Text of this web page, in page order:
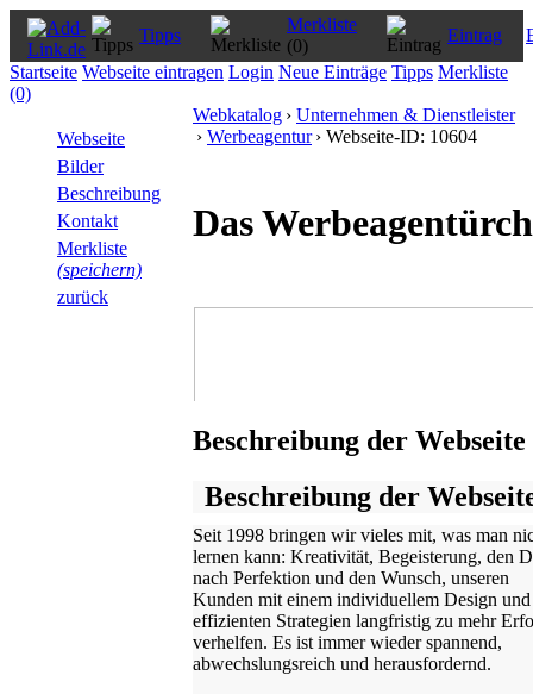
Tipps
Merkliste
(0)
Eintrag
Startseite Webseite eintragen Login Neue Einträge Tipps Merkliste
(0)
Webseite
Bilder
Beschreibung
Kontakt
Merkliste
(speichern)
zurück
Webkatalog › Unternehmen & Dienstleister
› Werbeagentur › Webseite-ID: 10604
Das
Beschreibung der Webseite
Beschreibung der
Seit 1998 bringen wir vieles mit, was man
lernen kann: Kreativität, Begeisterung, den
nach Perfektion und den Wunsch, unseren
Kunden mit einem individuellem Design und
effizienten Strategien langfristig zu mehr
verhelfen. Es ist immer wieder spannend,
abwechslungsreich und herausfordernd.